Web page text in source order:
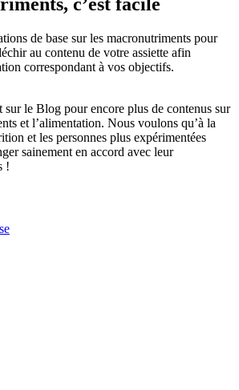
de base sur les macronutriments pour
au contenu de votre assiette afin
correspondant à vos objectifs.
sur le Blog pour encore plus de contenus sur
et l’alimentation. Nous voulons qu’à la
et les personnes plus expérimentées
sainement en accord avec leur
!